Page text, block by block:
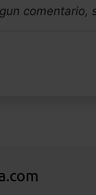
comentario,